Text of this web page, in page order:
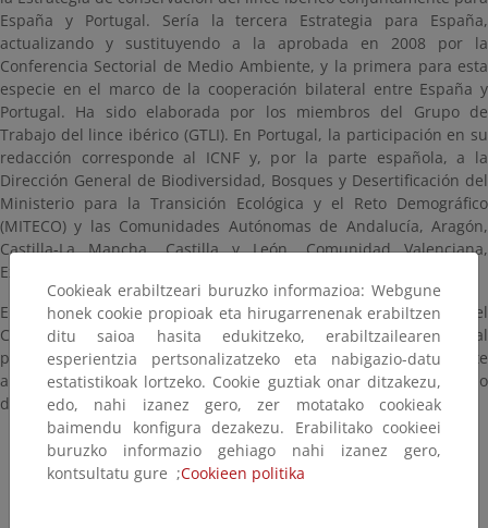
España y Portugal. Sería la tercera Estrategia para España,
actualizando y sustituyendo a la aprobada en 2008 por la
Conferencia Sectorial de Medio Ambiente, y la primera para esta
especie en el marco de la cooperación bilateral entre España y
Portugal. Ha sido elaborada por los miembros del Grupo de
Trabajo del lince ibérico (GTLI). En Portugal, la participación en su
redacción corresponde al ICNF y, por la parte española, a la
Dirección General de Biodiversidad, Bosques y Desertificación del
Ministerio para la Transición Ecológica y el Reto Demográfico
(MITECO) y las Comunidades Autónomas de Andalucía, Aragón,
Castilla-La Mancha, Castilla y León, Comunidad Valenciana,
Extremadura, Madrid y Murcia.
En el ámbito español, el documento ha sido evaluado por el
Comité de Flora y Fauna Silvestres, adscrito a la Comisión Estatal
para el Patrimonio Natural y la Biodiversidad, y posteriormente
aprobado por la Conferencia Sectorial de Medio Ambiente en julio
de 2024.
Estrategia para la conservación del lince ibérico
Cookieak erabiltzeari buruzko informazioa: Webgune
honek cookie propioak eta hirugarrenenak erabiltzen
ditu saioa hasita edukitzeko, erabiltzailearen
esperientzia pertsonalizatzeko eta nabigazio-datu
estatistikoak lortzeko. Cookie guztiak onar ditzakezu,
edo, nahi izanez gero, zer motatako cookieak
baimendu konfigura dezakezu. Erabilitako cookieei
buruzko informazio gehiago nahi izanez gero,
kontsultatu gure ;Cookieen politika